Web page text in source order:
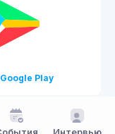
Google Play